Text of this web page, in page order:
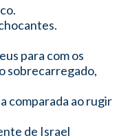
para com os
sobrecarregado,
comparada ao rugir
de Israel